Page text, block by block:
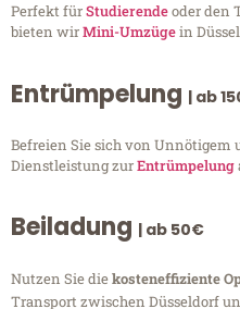
Perfekt fürStudierendeoder den
bieten wirMini-Umzügein
Entrümpelung | ab
Befreien Sie sich von Unnötigem
Dienstleistung zurEntrümpelung
Beiladung | ab 50€
Nutzen Sie diekosteneffiziente
Transport zwischen Düsseldorf